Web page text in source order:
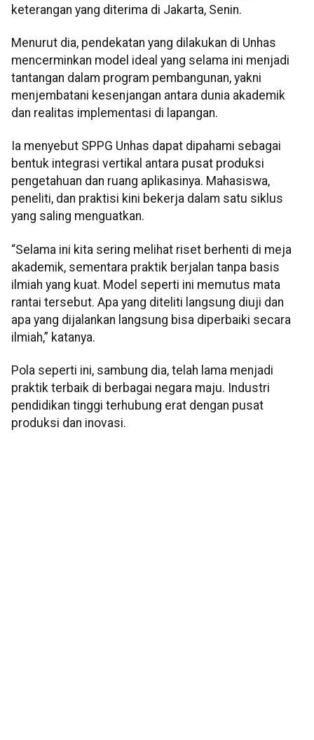
keterangan yang diterima di Jakarta, Senin.
Menurut dia, pendekatan yang dilakukan di Unhas
mencerminkan model ideal yang selama ini menjadi
tantangan dalam program pembangunan, yakni
menjembatani kesenjangan antara dunia akademik
dan realitas implementasi di lapangan.
Ia menyebut SPPG Unhas dapat dipahami sebagai
bentuk integrasi vertikal antara pusat produksi
pengetahuan dan ruang aplikasinya. Mahasiswa,
peneliti, dan praktisi kini bekerja dalam satu siklus
yang saling menguatkan.
“Selama ini kita sering melihat riset berhenti di meja
akademik, sementara praktik berjalan tanpa basis
ilmiah yang kuat. Model seperti ini memutus mata
rantai tersebut. Apa yang diteliti langsung diuji dan
apa yang dijalankan langsung bisa diperbaiki secara
ilmiah,” katanya.
Pola seperti ini, sambung dia, telah lama menjadi
praktik terbaik di berbagai negara maju. Industri
pendidikan tinggi terhubung erat dengan pusat
produksi dan inovasi.